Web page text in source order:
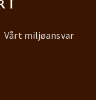
Vårt miljøansvar